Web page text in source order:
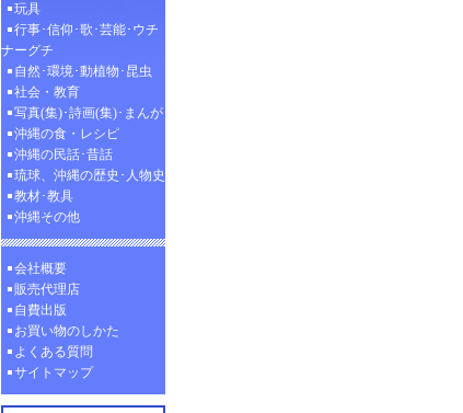
玩具
行事･信仰･歌･芸能･ウチ
ナーグチ
自然･環境･動植物･昆虫
社会・教育
写真(集)･詩画(集)･まんが
沖縄の食・レシピ
沖縄の民話･昔話
琉球、沖縄の歴史･人物史
教材･教具
沖縄その他
会社概要
販売代理店
自費出版
お買い物のしかた
よくある質問
サイトマップ